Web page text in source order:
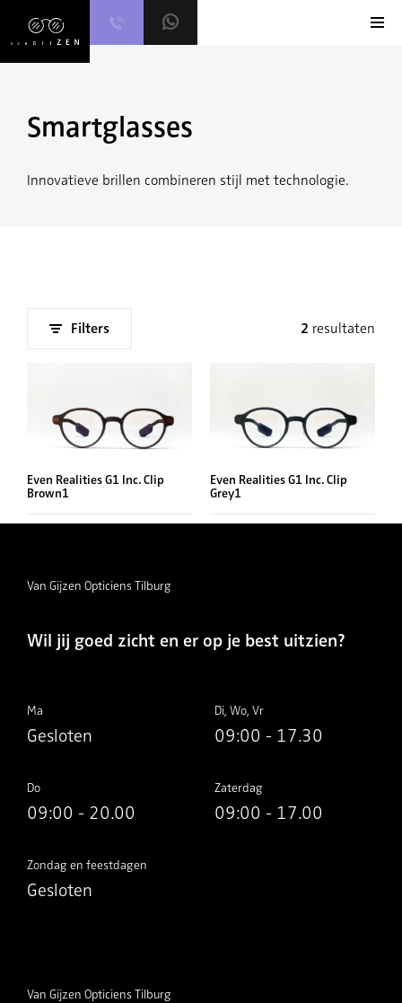
Skip
Smartglasses
Innovatieve brillen combineren stijl met technologie.
Filters 2 resultaten
Even Realities G1 Inc. Clip
Brown1
Even Realities G1 Inc. Clip
Grey1
Van Gijzen Opticiens Tilburg
Wil jij goed zicht en er op je best uitzien?
Ma
Gesloten
Di, Wo, Vr
09:00 - 17.30
Do
09:00 - 20.00
Zaterdag
09:00 - 17.00
Zondag en feestdagen
Gesloten
Van Gijzen Opticiens Tilburg